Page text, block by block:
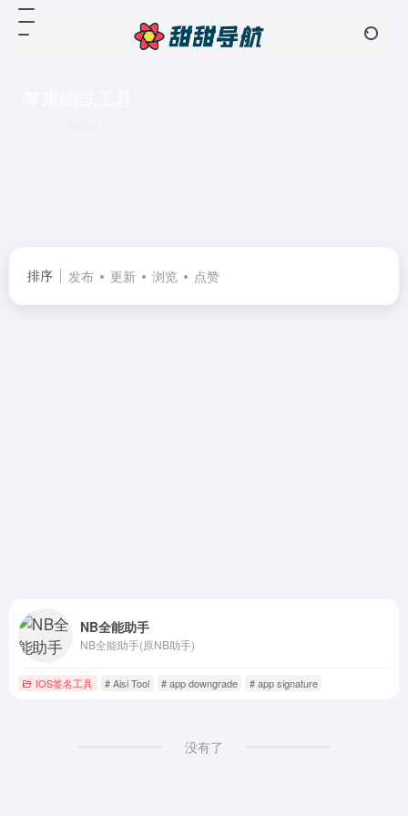
排序 发布 更新 浏览 点赞
NB全能助手
NB全能助手(原NB助手)
IOS签名工具 # Aisi Tool # app downgrade # app signature
没有了